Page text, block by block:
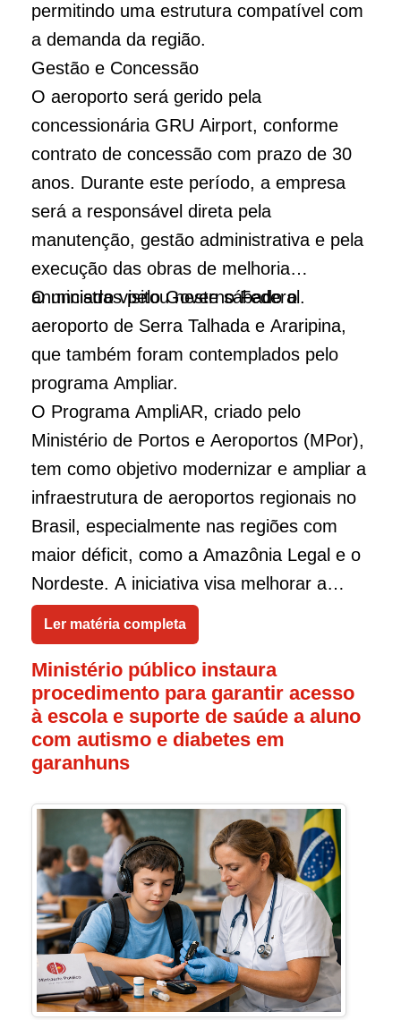
permitindo uma estrutura compatível com
a demanda da região.
Gestão e Concessão
O aeroporto será gerido pela
concessionária GRU Airport, conforme
contrato de concessão com prazo de 30
anos. Durante este período, a empresa
será a responsável direta pela
manutenção, gestão administrativa e pela
execução das obras de melhoria
anunciadas pelo Governo Federal.
O ministro visitou neste sábado o
aeroporto de Serra Talhada e Araripina,
que também foram contemplados pelo
programa Ampliar.
O Programa AmpliAR, criado pelo
Ministério de Portos e Aeroportos (MPor),
tem como objetivo modernizar e ampliar a
infraestrutura de aeroportos regionais no
Brasil, especialmente nas regiões com
maior déficit, como a Amazônia Legal e o
Nordeste. A iniciativa visa melhorar a
conectividade aérea em áreas remotas,
integrando esses locais à malha aérea
nacional e fomentando o desenvolvimento
socioeconômico.
Ler matéria completa
Ministério público instaura
procedimento para garantir acesso
à escola e suporte de saúde a aluno
com autismo e diabetes em
garanhuns